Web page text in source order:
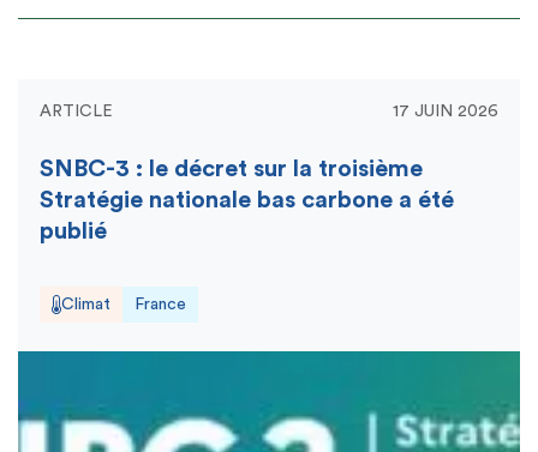
ARTICLE 17 JUIN 2026
SNBC-3 : le décret sur la troisième
Stratégie nationale bas carbone a été
publié
Climat France